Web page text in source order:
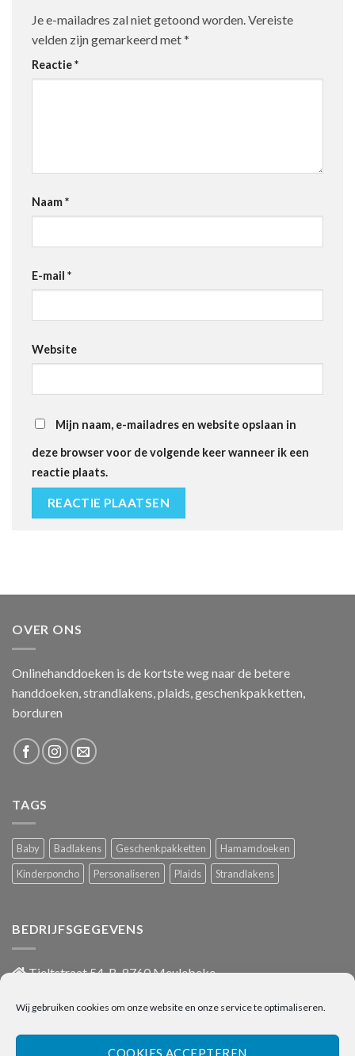
Wij gebruiken cookies om onze website en onze service te optimaliseren.
COOKIES ACCEPTEREN
Je e-mailadres zal niet getoond worden.Vereiste
velden zijn gemarkeerd met*
Reactie*
Naam*
E-mail *
Website
Mijn naam, e-mailadres en website opslaan in
deze browser voor de volgende keer wanneer ik een
reactie plaats.
OVER ONS
Onlinehanddoeken is de kortste weg naar de betere
handdoeken, strandlakens, plaids, geschenkpakketten,
borduren
TAGS
Baby Badlakens Geschenkpakketten
Hamamdoeken
Kinderponcho
Personaliseren Plaids Strandlakens
BEDRIJFSGEGEVENS
Tieltstraat 54, B-8760 Meulebeke
info@onlinehanddoeken.be
BTW nr.: BE0860.852.630